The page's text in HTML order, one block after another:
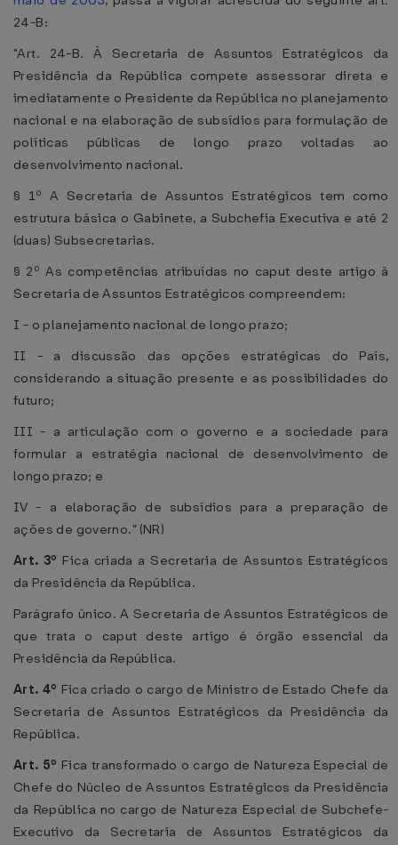
24-B:
"Art. 24-B. À Secretaria de Assuntos Estratégicos da
Presidência da República compete assessorar direta e
imediatamente o Presidente da República no planejamento
nacional e na elaboração de subsídios para formulação de
políticas públicas de longo prazo voltadas ao
desenvolvimento nacional.
§ 1º A Secretaria de Assuntos Estratégicos tem como
estrutura básica o Gabinete, a Subchefia Executiva e até 2
(duas) Subsecretarias.
§ 2º As competências atribuídas no caput deste artigo à
Secretaria de Assuntos Estratégicos compreendem:
I - o planejamento nacional de longo prazo;
II - a discussão das opções estratégicas do País,
considerando a situação presente e as possibilidades do
futuro;
III - a articulação com o governo e a sociedade para
formular a estratégia nacional de desenvolvimento de
longo prazo; e
IV - a elaboração de subsídios para a preparação de
ações de governo." (NR)
Art. 3º Fica criada a Secretaria de Assuntos Estratégicos
da Presidência da República.
Parágrafo único. A Secretaria de Assuntos Estratégicos de
que trata o caput deste artigo é órgão essencial da
Presidência da República.
Art. 4º Fica criado o cargo de Ministro de Estado Chefe da
Secretaria de Assuntos Estratégicos da Presidência da
República.
Art. 5º Fica transformado o cargo de Natureza Especial de
Chefe do Núcleo de Assuntos Estratégicos da Presidência
da República no cargo de Natureza Especial de Subchefe-
Executivo da Secretaria de Assuntos Estratégicos da